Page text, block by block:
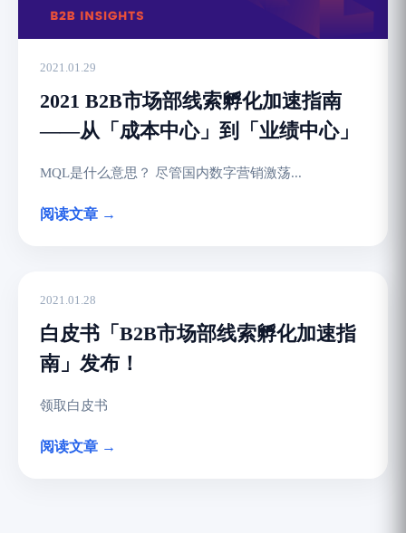
2021.01.29
2021 B2B市场部线索孵化加速指南
——从「成本中心」到「业绩中心」
MQL是什么意思？ 尽管国内数字营销激荡...
阅读文章 →
2021.01.28
白皮书「B2B市场部线索孵化加速指
南」发布！
领取白皮书
阅读文章 →